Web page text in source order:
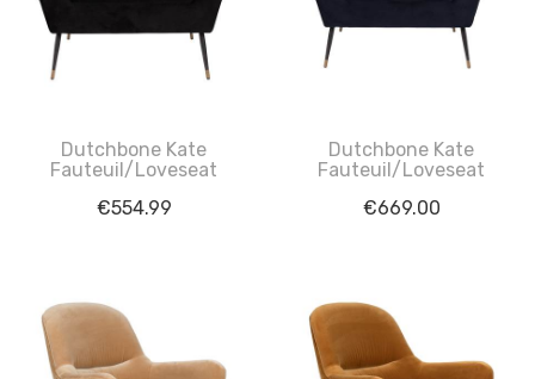
Dutchbone Kate
Fauteuil/Loveseat
€554.99
Dutchbone Kate
Fauteuil/Loveseat
€669.00